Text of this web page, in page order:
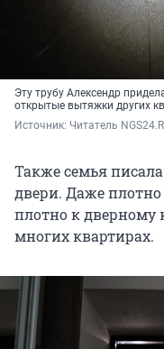
Эту трубу Алексендр
открытые вытяжки других
Источник: Читатель
Также семья
двери. Даже плотно
плотно к дверному
многих квартирах.